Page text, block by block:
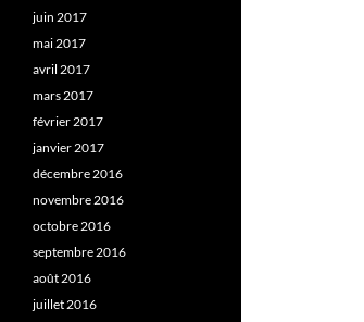
juin 2017
mai 2017
avril 2017
mars 2017
février 2017
janvier 2017
décembre 2016
novembre 2016
octobre 2016
septembre 2016
août 2016
juillet 2016